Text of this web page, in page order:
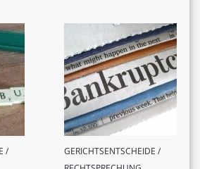
/
GERICHTSENTSCHEIDE /